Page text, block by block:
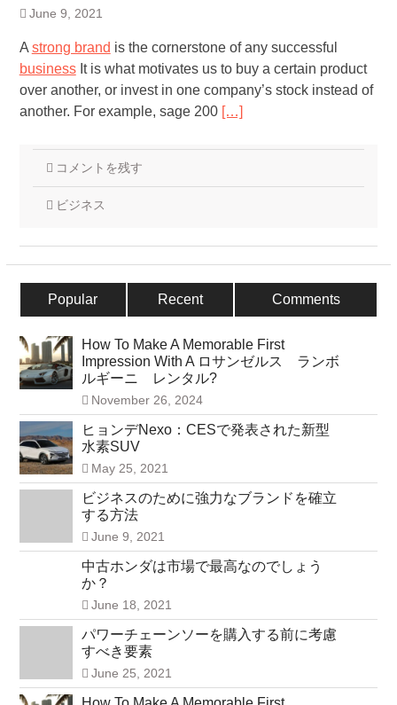
June 9, 2021
A strong brand is the cornerstone of any successful
businessIt is what motivates us to buy a certain product
over another, or invest in one company’s stock instead of
another. For example, sage 200 […]
コメントを残す
ビジネス
Popular Recent Comments
How To Make A Memorable First
Impression With A ロサンゼルス ランボ
ルギーニ レンタル?
November 26, 2024
ヒョンデNexo：CESで発表された新型
水素SUV
May 25, 2021
ビジネスのために強力なブランドを確立
する方法
June 9, 2021
中古ホンダは市場で最高なのでしょう
か？
June 18, 2021
パワーチェーンソーを購入する前に考慮
すべき要素
June 25, 2021